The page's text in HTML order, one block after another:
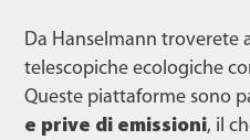
Da Hanselmann troverete
telescopiche ecologiche
Queste piattaforme sono
e prive di emissioni, il